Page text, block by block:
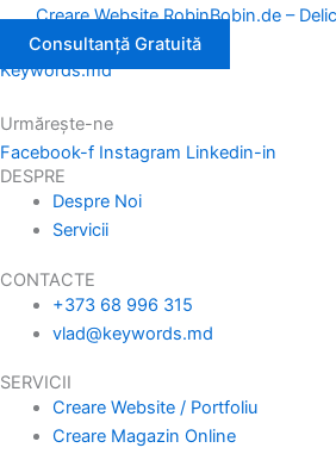
Creare Website RobinBobin.de –
Consultanță Gratuită
Keywords.md
Urmărește-ne
Facebook-f Instagram Linkedin-in
DESPRE
Despre Noi
Servicii
CONTACTE
+373 68 996 315
vlad@keywords.md
SERVICII
Creare Website / Portfoliu
Creare Magazin Online